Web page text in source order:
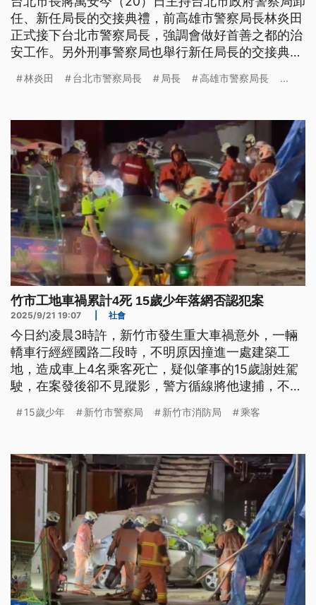
任、新任局長的交接典禮，前高雄市警察局長林炎田
正式接下台北市警察局長，強調會做好首善之都的治
安工作。另外刑事警察局也舉行新任局長的交接典
選舉年的治安，以及嚴查賄選。
林炎田 台北市警察局長 局長 高雄市警察局長 ...
竹市工地車禍累計4死 15歲少年落網否認犯案
2025/9/21 19:07 社會
今日約凌晨3時許，新竹市發生重大車禍意外，一輛
轎車行經經國路二段時，不明原因撞進一處建築工
地，造成車上4名乘客死亡，疑似肇事的15歲謝姓駕
駛，在案發後卻不見蹤影，警方循線將他逮捕，不過
15歲少年 新竹市警察局 新竹市消防局 乘客